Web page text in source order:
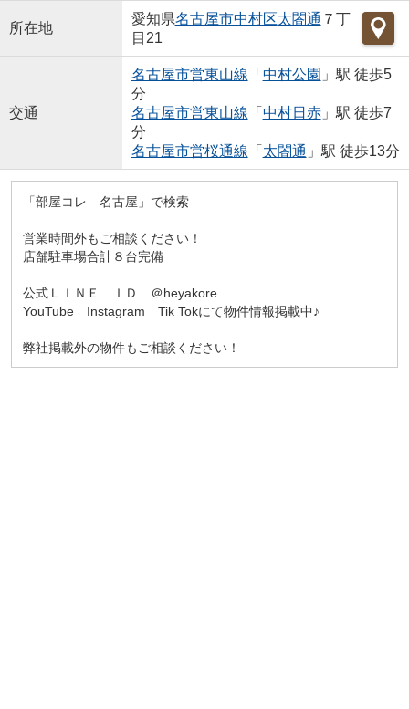
所在地
愛知県名古屋市中村区太閤通 ７丁
目21
交通
名古屋市営東山線 「 中村公園 」駅 徒歩5
分
名古屋市営東山線 「 中村日赤」駅 徒歩7
分
名古屋市営桜通線 「 太閤通 」駅 徒歩13分
「部屋コレ 名古屋」で検索
営業時間外もご相談ください！
店舗駐車場合計８台完備
公式ＬＩＮＥ ＩＤ ＠heyakore
YouTube Instagram Tik Tokにて物件情報掲載中♪
弊社掲載外の物件もご相談ください！